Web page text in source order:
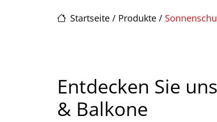
Startseite / Produkte /
Entdecken Sie
& Balkone